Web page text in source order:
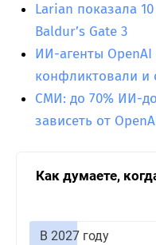
Larian показала
Baldur’s Gate 3
ИИ-агенты
конфликтовали и
СМИ: до 70% ИИ-
зависеть от
Как думаете,
В 2027 году